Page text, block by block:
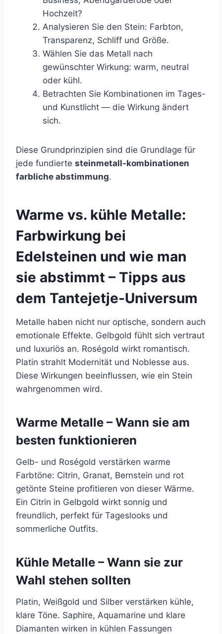
Hochzeit?
Analysieren Sie den Stein: Farbton,
Transparenz, Schliff und Größe.
Wählen Sie das Metall nach
gewünschter Wirkung: warm, neutral
oder kühl.
Betrachten Sie Kombinationen im Tages-
und Kunstlicht — die Wirkung ändert
sich.
Diese Grundprinzipien sind die Grundlage für
jede fundierte steinmetall-kombinationen
farbliche abstimmung.
Warme vs. kühle Metalle:
Farbwirkung bei
Edelsteinen und wie man
sie abstimmt – Tipps aus
dem Tantejetje-Universum
Metalle haben nicht nur optische, sondern auch
emotionale Effekte. Gelbgold fühlt sich vertraut
und luxuriös an. Roségold wirkt romantisch.
Platin strahlt Modernität und Noblesse aus.
Diese Wirkungen beeinflussen, wie ein Stein
wahrgenommen wird.
Warme Metalle – Wann sie am
besten funktionieren
Gelb- und Roségold verstärken warme
Farbtöne: Citrin, Granat, Bernstein und rot
getönte Steine profitieren von dieser Wärme.
Ein Citrin in Gelbgold wirkt sonnig und
freundlich, perfekt für Tageslooks und
sommerliche Outfits.
Kühle Metalle – Wann sie zur
Wahl stehen sollten
Platin, Weißgold und Silber verstärken kühle,
klare Töne. Saphire, Aquamarine und klare
Diamanten wirken in kühlen Fassungen